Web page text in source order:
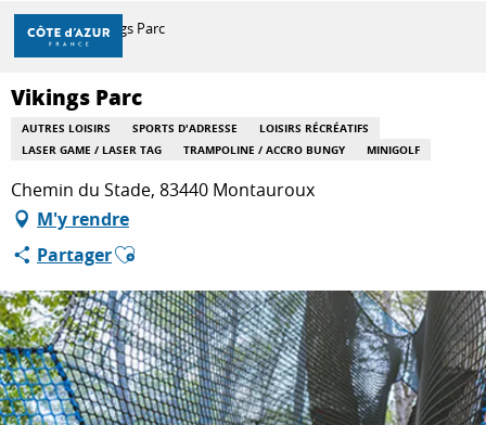
Aller
contenu
principal
DÉCOUVRIR
À FAIRE
SÉJOURNER
Accueil Vikings Parc
Vikings Parc
AUTRES LOISIRS SPORTS D'ADRESSE
LOISIRS RÉCRÉATIFS
LASER GAME / LASER TAG
TRAMPOLINE / ACCRO BUNGY MINIGOLF
Chemin du Stade, 83440 Montauroux
M'y rendre
PartagerAjouter aux favoris